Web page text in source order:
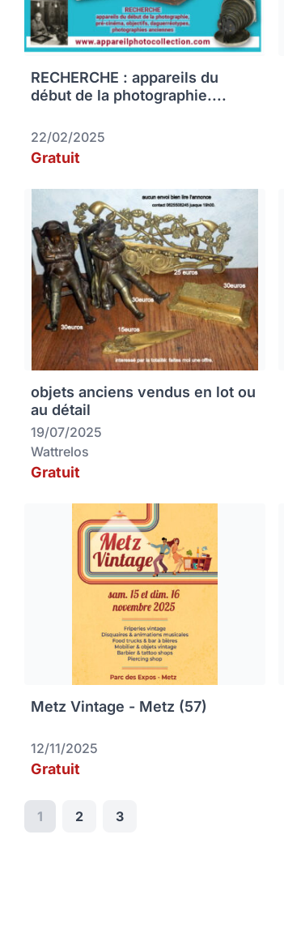
RECHERCHE : appareils du
début de la photographie....
22/02/2025
Gratuit
objets anciens vendus en lot ou
au détail
19/07/2025
Wattrelos
Gratuit
Metz Vintage - Metz (57)
12/11/2025
Gratuit
1 2 3